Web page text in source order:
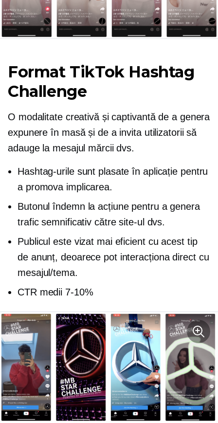
Format TikTok Hashtag
Challenge
O modalitate creativă și captivantă de a genera
expunere în masă și de a invita utilizatorii să
adauge la mesajul mărcii dvs.
Hashtag-urile sunt plasate în aplicație pentru
a promova implicarea.
Butonul îndemn la acțiune pentru a genera
trafic semnificativ către site-ul dvs.
Publicul este vizat mai eficient cu acest tip
de anunț, deoarece pot interacționa direct cu
mesajul/tema.
CTR medii 7-10%